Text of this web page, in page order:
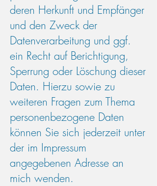
deren Herkunft und Empfänger
und den Zweck der
Datenverarbeitung und ggf.
ein Recht auf Berichtigung,
Sperrung oder Löschung dieser
Daten. Hierzu sowie zu
weiteren Fragen zum Thema
personenbezogene Daten
können Sie sich jederzeit unter
der im Impressum
angegebenen Adresse an
mich wenden.